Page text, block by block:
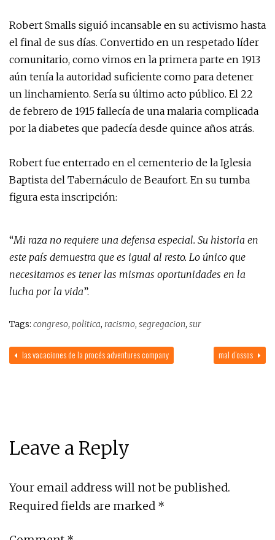
Robert Smalls siguió incansable en su activismo hasta
el final de sus días. Convertido en un respetado líder
comunitario, como vimos en la primera parte en 1913
aún tenía la autoridad suficiente como para detener
un linchamiento. Sería su último acto público. El 22
de febrero de 1915 fallecía de una malaria complicada
por la diabetes que padecía desde quince años atrás.
Robert fue enterrado en el cementerio de la Iglesia
Baptista del Tabernáculo de Beaufort. En su tumba
figura esta inscripción:
“Mi raza no requiere una defensa especial. Su historia en
este país demuestra que es igual al resto. Lo único que
necesitamos es tener las mismas oportunidades en la
lucha por la vida”.
Tags: congreso, politica, racismo, segregacion, sur
mal d’ossos
las vacaciones de la procés adventures company
Leave a Reply
Your email address will not be published.
Required fields are marked *